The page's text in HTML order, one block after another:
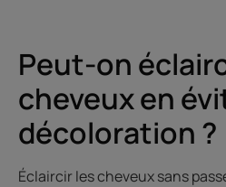
Peut-on
cheveux en
décoloration ?
Éclaircir les cheveux sans